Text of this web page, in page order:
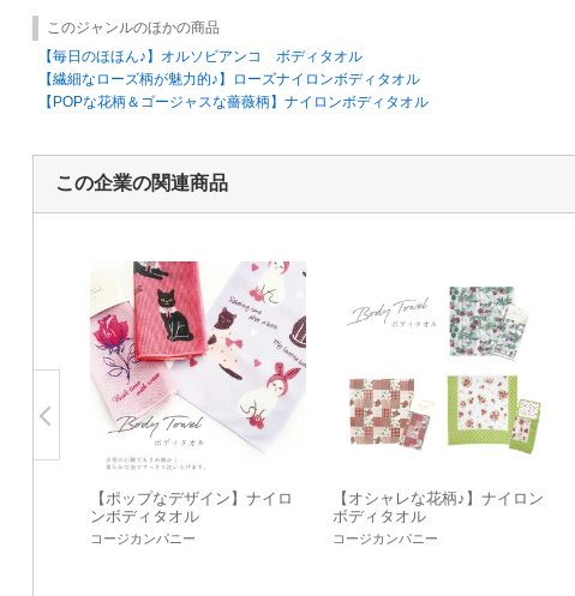
このジャンルのほかの商品
【毎日のほほん♪】オルソビアンコ ボディタオル
【繊細なローズ柄が魅力的♪】ローズナイロンボディタオル
【POPな花柄＆ゴージャスな薔薇柄】ナイロンボディタオル
この企業の関連商品
【ポップなデザイン】ナイロ
ンボディタオル
コージカンパニー
【オシャレな花柄♪】ナイロン
ボディタオル
コージカンパニー